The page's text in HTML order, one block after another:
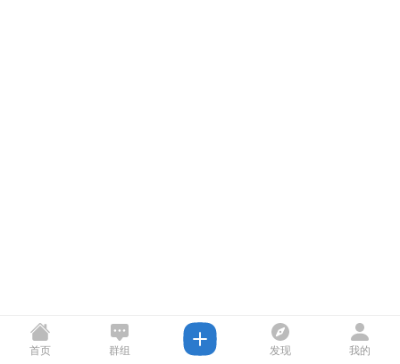
首页 群组 发现 我的